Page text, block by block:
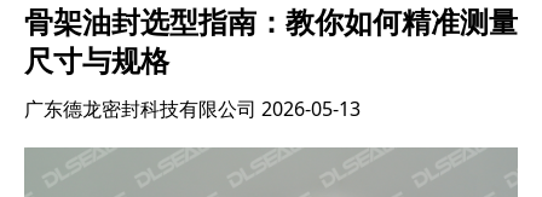
骨架油封选型指南：教你如何精准测量
尺寸与规格
广东德龙密封科技有限公司 2026-05-13